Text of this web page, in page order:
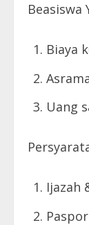
Beasiswa
Biaya
Uang
Ijazah